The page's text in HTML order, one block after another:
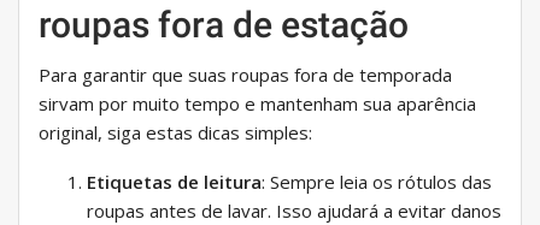
roupas fora de estação
Para garantir que suas roupas fora de temporada
sirvam por muito tempo e mantenham sua aparência
original, siga estas dicas simples:
Etiquetas de leitura: Sempre leia os rótulos das
roupas antes de lavar. Isso ajudará a evitar danos